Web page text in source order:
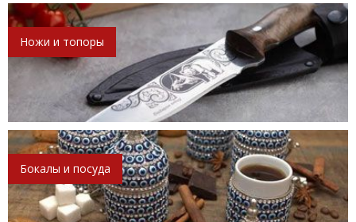
Ножи и топоры
Бокалы и посуда